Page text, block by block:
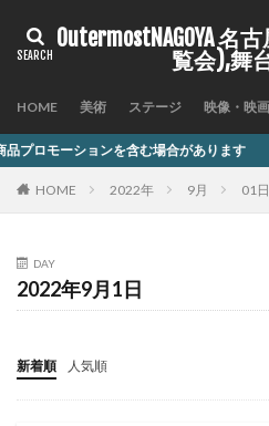
OutermostNAGOYA 名
覧会),舞
HOME 美術 ステージ 映像・映画
含む場合があります
HOME 2022年 9月 01日
DAY
2022年9月1日
新着順 人気順